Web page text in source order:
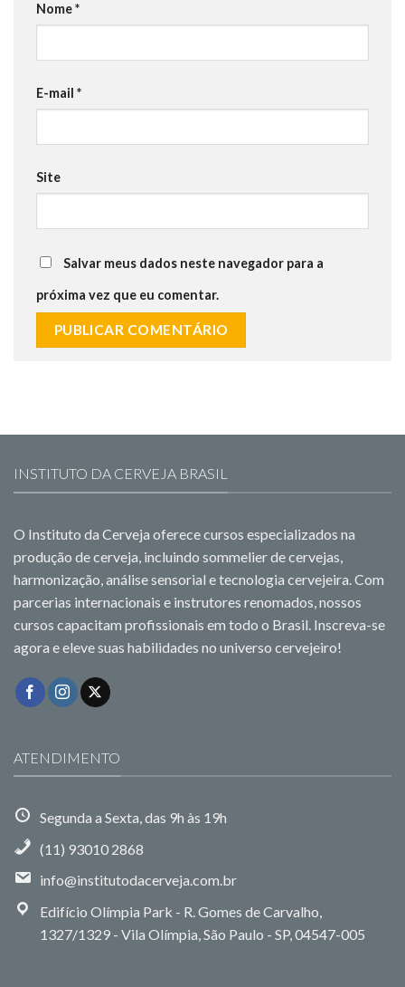
Nome*
E-mail *
Site
Salvar meus dados neste navegador para a
próxima vez que eu comentar.
INSTITUTO DA CERVEJA BRASIL
O Instituto da Cerveja oferece cursos especializados na
produção de cerveja, incluindo sommelier de cervejas,
harmonização, análise sensorial e tecnologia cervejeira. Com
parcerias internacionais e instrutores renomados, nossos
cursos capacitam profissionais em todo o Brasil. Inscreva-se
agora e eleve suas habilidades no universo cervejeiro!
ATENDIMENTO
Segunda a Sexta, das 9h às 19h
(11) 93010 2868
info@institutodacerveja.com.br
Edifício Olímpia Park - R. Gomes de Carvalho,
1327/1329 - Vila Olímpia, São Paulo - SP, 04547-005